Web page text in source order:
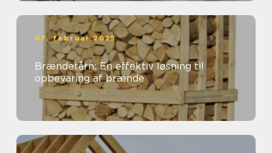
07. februar 2025
Brændetårn: En effektiv løsning til
opbevaring af brænde